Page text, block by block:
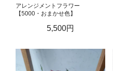
アレンジメントフラワー
【5000・おまかせ色】
5,500円